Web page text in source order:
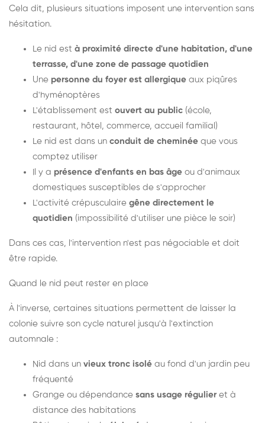
Cela dit, plusieurs situations imposent une intervention sans
hésitation.
Le nid est à proximité directe d'une habitation, d'une
terrasse, d'une zone de passage quotidien
Une personne du foyer est allergique aux piqûres
d'hyménoptères
L'établissement est ouvert au public (école,
restaurant, hôtel, commerce, accueil familial)
Le nid est dans un conduit de cheminée que vous
comptez utiliser
Il y a présence d'enfants en bas âge ou d'animaux
domestiques susceptibles de s'approcher
L'activité crépusculaire gêne directement le
quotidien (impossibilité d'utiliser une pièce le soir)
Dans ces cas, l'intervention n'est pas négociable et doit
être rapide.
Quand le nid peut rester en place
À l'inverse, certaines situations permettent de laisser la
colonie suivre son cycle naturel jusqu'à l'extinction
automnale :
Nid dans un vieux tronc isolé au fond d'un jardin peu
fréquenté
Grange ou dépendance sans usage régulier et à
distance des habitations